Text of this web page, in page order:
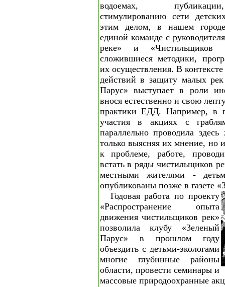
водоемах,
стимулированию сети
этим делом, в нашем
единой команде с
реке» и
сложившиеся методики,
их осуществления. В
действий в защиту малых
Парус» выступает в роли
внося естественно и свою
практики ЕДД. Например, в
участия в акциях с
параллельно проводила
только выясняя их мнение, но
к проблеме, работе,
встать в ряды чистильщиков
местными жителями -
опубликованы позже в газете
Годовая работа по проекту
«Распространение опыта
движения чистильщиков рек»
позволила клубу «3еленый
Парус» в прошлом году
объездить с детьми-экологами
многие глубинные районы
области, провести семинары и
массовые природоохранные